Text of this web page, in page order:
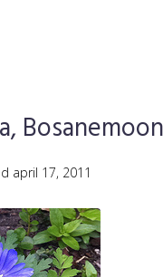
Bosanemoon
april 17, 2011